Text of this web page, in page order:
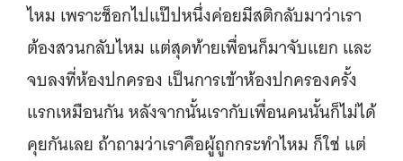
ไหม เพราะช็อกไปแป๊ปหนึ่งค่อยมีสติกลับมาว่าเรา
ต้องสวนกลับไหม แต่สุดท้ายเพื่อนก็มาจับแยก และ
จบลงที่ห้องปกครอง เป็นการเข้าห้องปกครองครั้ง
แรกเหมือนกัน หลังจากนั้นเรากับเพื่อนคนนั้นก็ไม่ได้
คุยกันเลย ถ้าถามว่าเราคือผู้ถูกกระทำไหม ก็ใช่ แต่